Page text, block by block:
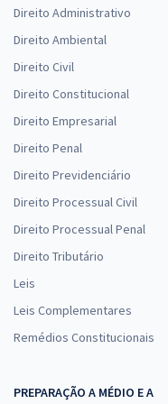
Direito Administrativo
Direito Ambiental
Direito Civil
Direito Constitucional
Direito Empresarial
Direito Penal
Direito Previdenciário
Direito Processual Civil
Direito Processual Penal
Direito Tributário
Leis
Leis Complementares
Remédios Constitucionais
PREPARAÇÃO A MÉDIO E A